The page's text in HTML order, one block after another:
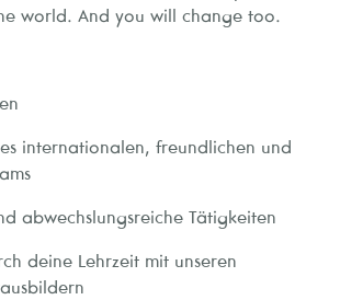
world. And you will change too.
internationalen, freundlichen und
abwechslungsreiche Tätigkeiten
deine Lehrzeit mit unseren